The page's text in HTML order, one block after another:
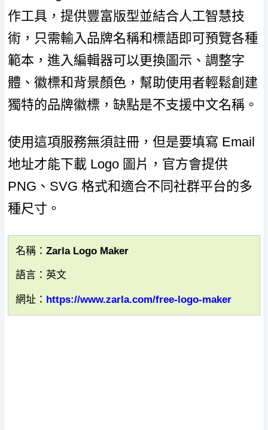
作工具，提供豐富版型並結合人工智慧技
術，只需輸入品牌名稱和標語即可預覽各種
範本，進入編輯器可以更換圖示、調整字
體、徽標和背景顏色，幫助使用者輕鬆創建
獨特的品牌徽標，缺點是不支援中文名稱。
使用這項服務無須註冊，但是要填寫 Email
地址才能下載 Logo 圖片，官方會提供
PNG、SVG 格式和適合不同社群平台的多
種尺寸。
名稱：Zarla Logo Maker
語言：英文
網址： https://www.zarla.com/free-logo-maker